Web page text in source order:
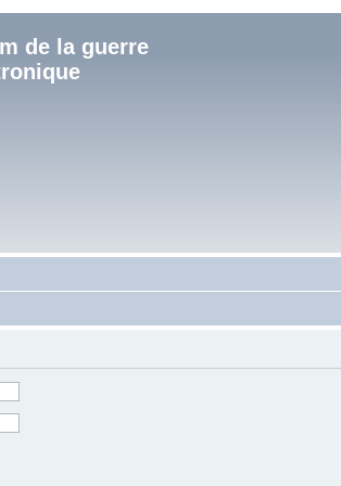
de la guerre